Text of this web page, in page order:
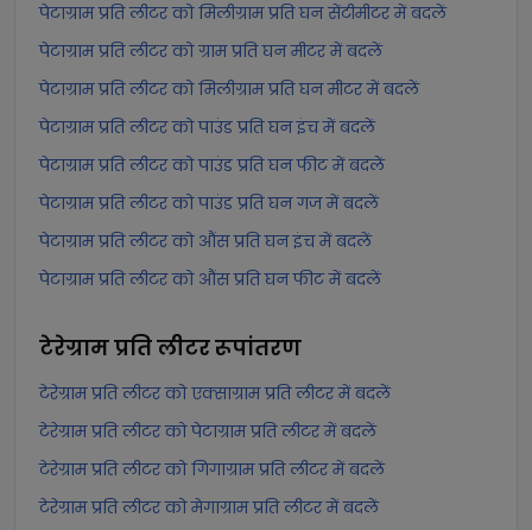
पेटाग्राम प्रति लीटर को मिलीग्राम प्रति घन सेंटीमीटर में बदलें
पेटाग्राम प्रति लीटर को ग्राम प्रति घन मीटर में बदलें
पेटाग्राम प्रति लीटर को मिलीग्राम प्रति घन मीटर में बदलें
पेटाग्राम प्रति लीटर को पाउंड प्रति घन इंच में बदलें
पेटाग्राम प्रति लीटर को पाउंड प्रति घन फीट में बदलें
पेटाग्राम प्रति लीटर को पाउंड प्रति घन गज में बदलें
पेटाग्राम प्रति लीटर को औंस प्रति घन इंच में बदलें
पेटाग्राम प्रति लीटर को औंस प्रति घन फीट में बदलें
टेरेग्राम प्रति लीटररूपांतरण
टेरेग्राम प्रति लीटर को एक्साग्राम प्रति लीटर में बदलें
टेरेग्राम प्रति लीटर को पेटाग्राम प्रति लीटर में बदलें
टेरेग्राम प्रति लीटर को गिगाग्राम प्रति लीटर में बदलें
टेरेग्राम प्रति लीटर को मेगाग्राम प्रति लीटर में बदलें